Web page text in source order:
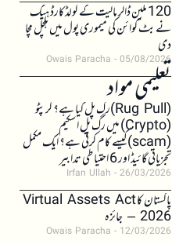
120 ملین ڈالر مالیت کے کولڈکارڈ ہیک
نے بٹ کوائن کی میموری پول میں ہلچل مچا
دی
Owais Paracha 05/08/2026
تعلیمی مواد(Rug Pull)رگ پل کیا ہے؟ کرپٹو
(Crypto) میں رگ پل اسکیم
(scam)کیسے کام کرتی ہے؟ ایک مکمل
تجزیاتی گائیڈ اور 6 احتیاطی تدابیر
Irfan Ullah 26/03/2026
پاکستان کا Virtual Assets Act
2026 – جائزہ
Owais Paracha 12/03/2026